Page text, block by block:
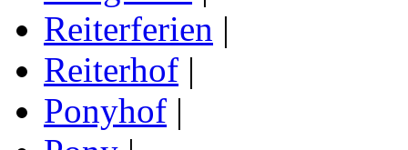
Reiterferien |
Reiterhof |
Ponyhof |